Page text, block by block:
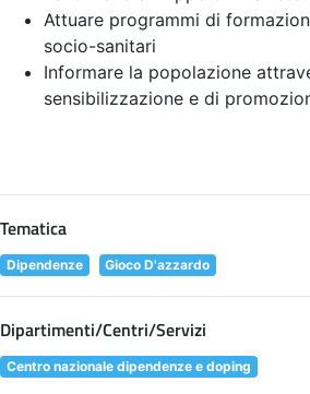
Attuare programmi di
socio-sanitari
Informare la popolazione
sensibilizzazione e di
Tematica
Dipendenze Gioco D'azzardo
Dipartimenti/Centri/Servizi
Centro nazionale dipendenze e doping